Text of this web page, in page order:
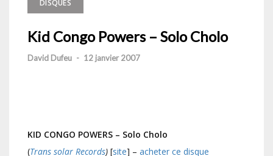
DISQUES
Kid Congo Powers – Solo Cholo
David Dufeu - 12 janvier 2007
KID CONGO POWERS – Solo Cholo
(Trans solar Records) [site] – acheter ce disque